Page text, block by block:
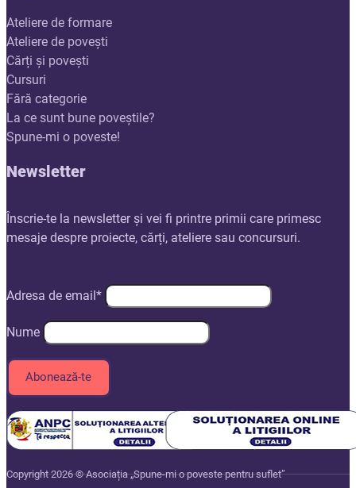
Ateliere de formare
Ateliere de povești
Cărți și povești
Cursuri
Fără categorie
La ce sunt bune poveștile?
Spune-mi o poveste!
Newsletter
Înscrie-te la newsletter și vei fi printre primii care primesc
mesaje despre proiecte, cărți, ateliere sau concursuri.
Adresa de email*
Nume
Copyright 2026 © Asociația „Spune-mi o poveste pentru suflet”